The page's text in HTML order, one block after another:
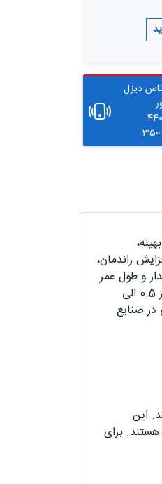
دیزل
راندمان،
و طول عمر
بالای آن‌ها اطمینان کرد. مشخصات فنی دیزل ژنراتورهای میتسوبیشی بسته به مدل و توان خروجی آن‌ها متفاوت است. توان موتورهای دیزلی میتسوبیشی از 0.5 الی
در صنایع
این
هستند. برای